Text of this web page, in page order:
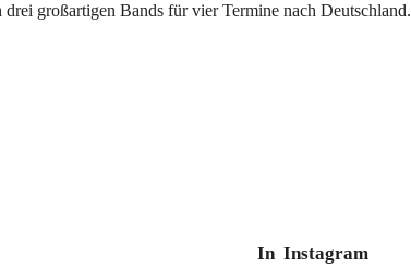
großartigen Bands für vier Termine nach Deutschland.
In Instagram